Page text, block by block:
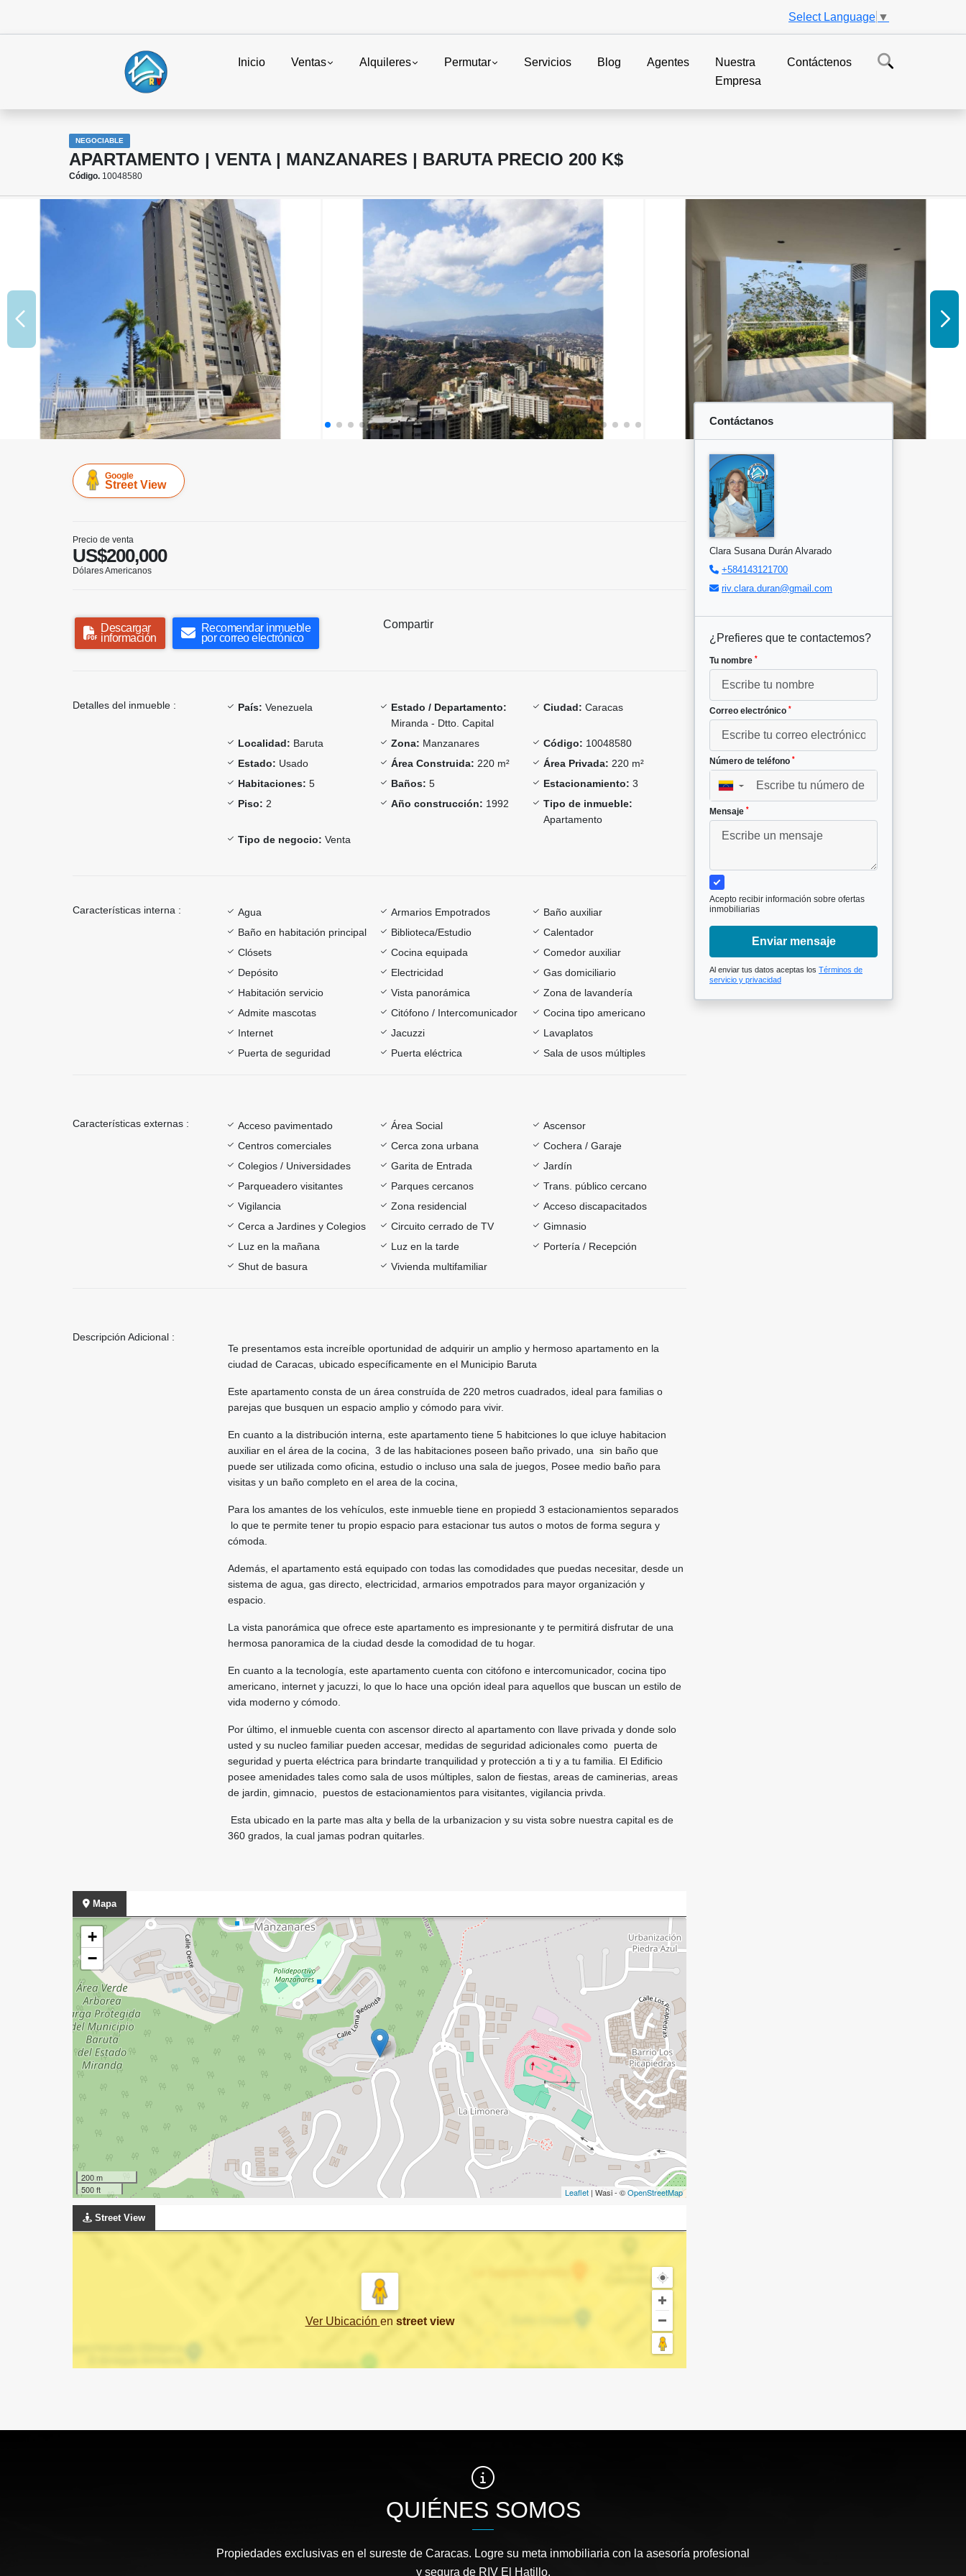
Select Language ▼
Inicio Ventas Alquileres Permutar Servicios Blog Agentes
Nuestra
Empresa
Contáctenos
NEGOCIABLE
APARTAMENTO | VENTA | MANZANARES | BARUTA PRECIO 200 K$
Código. 10048580
Google
Street View
Precio de venta
US$200,000
Dólares Americanos
Descargar
información
Recomendar inmueble
por correo electrónico
Compartir
Detalles del inmueble : País: Venezuela
Estado / Departamento:
Miranda - Dtto. Capital
Ciudad: Caracas
Localidad: Baruta Zona: Manzanares Código: 10048580
Estado: Usado Área Construida: 220 m² Área Privada: 220 m²
Habitaciones: 5 Baños: 5 Estacionamiento: 3
Piso: 2 Año construcción: 1992
Tipo de inmueble:
Apartamento
Tipo de negocio: Venta
Características interna : Agua Armarios Empotrados
Baño auxiliar
Baño en habitación principal
Biblioteca/Estudio
Calentador
Clósets
Cocina equipada
Comedor auxiliar
Depósito
Electricidad
Gas domiciliario
Habitación servicio
Vista panorámica
Zona de lavandería
Admite mascotas
Citófono / Intercomunicador
Cocina tipo americano
Internet
Jacuzzi
Lavaplatos
Puerta de seguridad
Puerta eléctrica Sala de usos múltiples
Características externas : Acceso pavimentado Área Social
Ascensor
Centros comerciales
Cerca zona urbana
Cochera / Garaje
Colegios / Universidades
Garita de Entrada
Jardín
Parqueadero visitantes
Parques cercanos
Trans. público cercano
Vigilancia
Zona residencial
Acceso discapacitados
Cerca a Jardines y Colegios
Circuito cerrado de TV
Gimnasio
Luz en la mañana
Luz en la tarde
Portería / Recepción
Shut de basura
Vivienda multifamiliar
Descripción Adicional :
Te presentamos esta increíble oportunidad de adquirir un amplio y hermoso apartamento en la
ciudad de Caracas, ubicado específicamente en el Municipio Baruta
Este apartamento consta de un área construída de 220 metros cuadrados, ideal para familias o
parejas que busquen un espacio amplio y cómodo para vivir.
En cuanto a la distribución interna, este apartamento tiene 5 habitciones lo que icluye habitacion
auxiliar en el área de la cocina, 3 de las habitaciones poseen baño privado, una sin baño que
puede ser utilizada como oficina, estudio o incluso una sala de juegos, Posee medio baño para
visitas y un baño completo en el area de la cocina,
Para los amantes de los vehículos, este inmueble tiene en propiedd 3 estacionamientos separados
lo que te permite tener tu propio espacio para estacionar tus autos o motos de forma segura y
cómoda.
Además, el apartamento está equipado con todas las comodidades que puedas necesitar, desde un
sistema de agua, gas directo, electricidad, armarios empotrados para mayor organización y
espacio.
La vista panorámica que ofrece este apartamento es impresionante y te permitirá disfrutar de una
hermosa panoramica de la ciudad desde la comodidad de tu hogar.
En cuanto a la tecnología, este apartamento cuenta con citófono e intercomunicador, cocina tipo
americano, internet y jacuzzi, lo que lo hace una opción ideal para aquellos que buscan un estilo de
vida moderno y cómodo.
Por último, el inmueble cuenta con ascensor directo al apartamento con llave privada y donde solo
usted y su nucleo familiar pueden accesar, medidas de seguridad adicionales como puerta de
seguridad y puerta eléctrica para brindarte tranquilidad y protección a ti y a tu familia. El Edificio
posee amenidades tales como sala de usos múltiples, salon de fiestas, areas de caminerias, areas
de jardin, gimnacio, puestos de estacionamientos para visitantes, vigilancia privda.
Esta ubicado en la parte mas alta y bella de la urbanizacion y su vista sobre nuestra capital es de
360 grados, la cual jamas podran quitarles.
Mapa
+
−
200 m
500 ft
Leaflet | Wasi - ©OpenStreetMap
Street View
Ver Ubicación en street view
Contáctanos
Clara Susana Durán Alvarado
+584143121700
riv.clara.duran@gmail.com
¿Prefieres que te contactemos?
Tu nombre *
Correo electrónico *
Número de teléfono *
▼
Mensaje *
Acepto recibir información sobre ofertas
inmobiliarias
Enviar mensaje
Al enviar tus datos aceptas los Términos de
servicio y privacidad
QUIÉNES SOMOS
Propiedades exclusivas en el sureste de Caracas. Logre su meta inmobiliaria con la asesoría profesional
y segura de RIV El Hatillo.